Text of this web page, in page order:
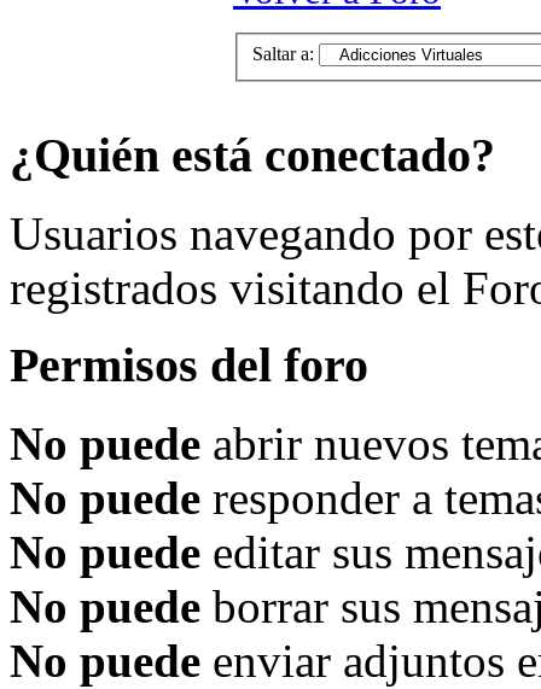
Saltar a:
¿Quién está conectado?
Usuarios navegando por
registrados visitando el
Permisos del foro
No puede abrir nuevos
No puede responder a
No puede editar sus
No puede borrar sus
No puede enviar adjuntos